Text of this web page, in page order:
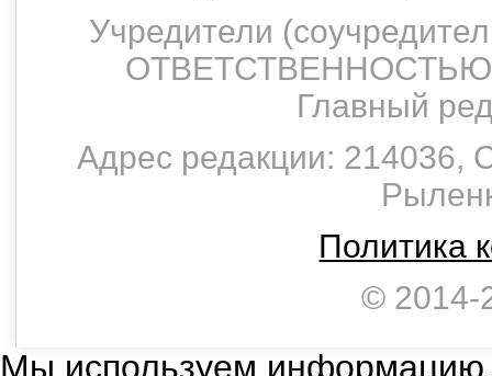
Учредители
Главный
Адрес редакции: 214036,
Политика
© 2014-
Мы используем